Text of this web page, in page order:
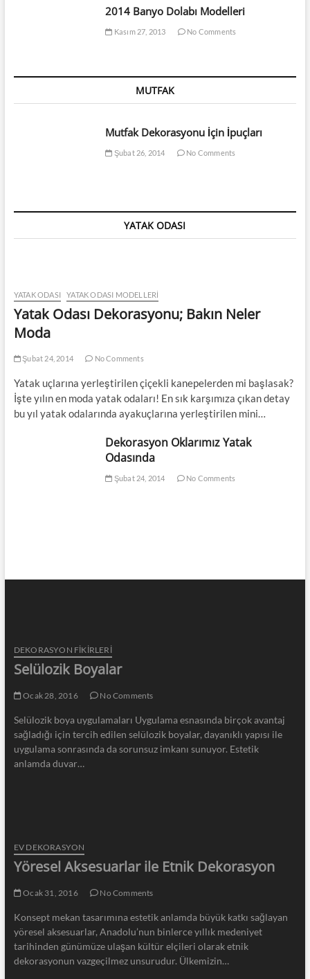
2014 Banyo Dolabı Modelleri
Kasım 27, 2013 No Comments
MUTFAK
Mutfak Dekorasyonu İçin İpuçları
Şubat 26, 2014 No Comments
YATAK ODASI
YATAK ODASI YATAK ODASI MODELLERI
Yatak Odası Dekorasyonu; Bakın Neler
Moda
Şubat 24, 2014 No Comments
Yatak uçlarına yerleştirilen çiçekli kanepelerden mi başlasak?
İşte yılın en moda yatak odaları! En sık karşımıza çıkan detay
bu yıl yatak odalarında ayakuçlarına yerleştirilen mini…
Dekorasyon Oklarımız Yatak
Odasında
Şubat 24, 2014 No Comments
DEKORASYON FİKİRLERİ
Selülozik Boyalar
Ocak 28, 2016 No Comments
Selülozik boya uygulamaları Uygulama esnasında birçok avantaj
sağladığı için tercih edilen selülozik boyalar, dayanıklı yapısı ile
uygulama sonrasında da sorunsuz imkanı sunuyor. Estetik
anlamda duvar…
EV DEKORASYON
Yöresel Aksesuarlar ile Etnik Dekorasyon
Ocak 31, 2016 No Comments
Konsept mekan tasarımına estetik anlamda büyük katkı sağlayan
yöresel aksesuarlar, Anadolu’nun binlerce yıllık medeniyet
tarihinden günümüze ulaşan kültür elçileri olarak etnik
dekorasyonun vazgeçilmez unsurudur. Ülkemizin…